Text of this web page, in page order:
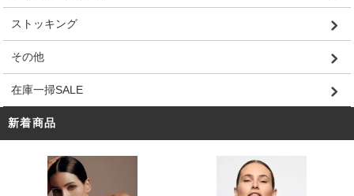
ストッキング
その他
在庫一掃SALE
新着商品